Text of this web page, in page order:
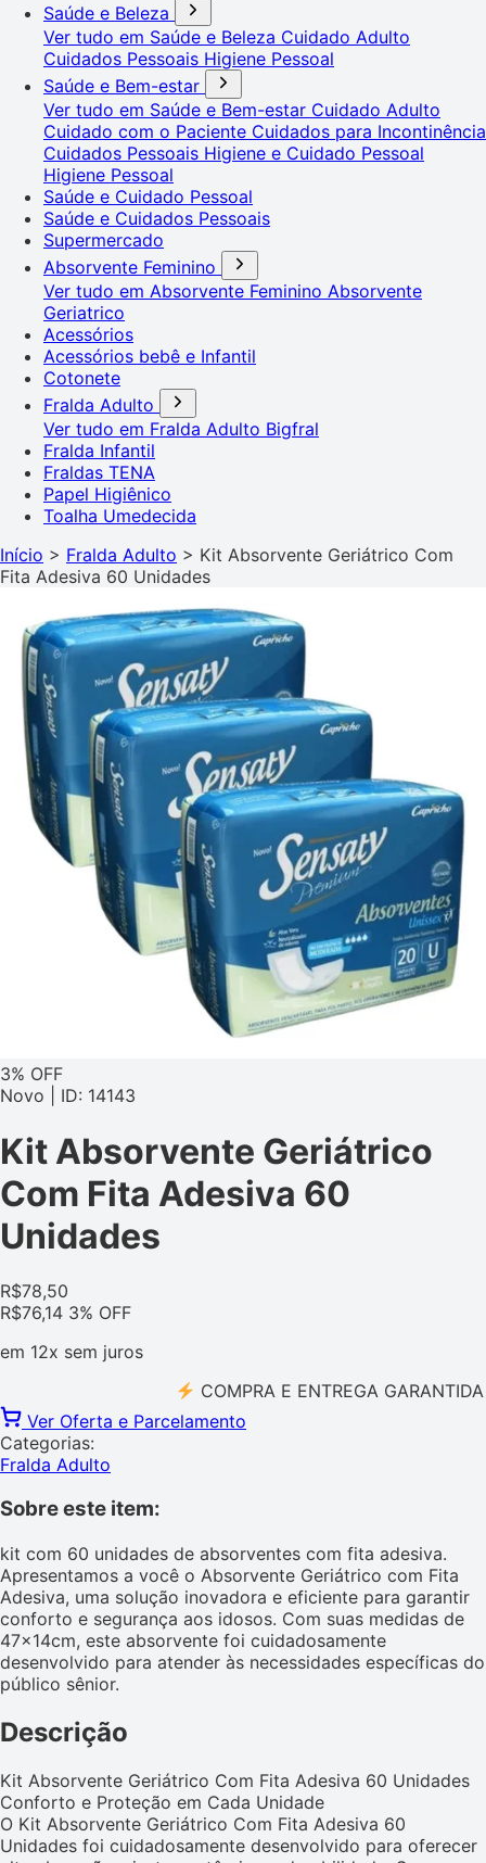
Saúde e Beleza
Ver tudo em Saúde e Beleza Cuidado Adulto
Cuidados Pessoais Higiene Pessoal
Saúde e Bem-estar
Ver tudo em Saúde e Bem-estar Cuidado Adulto
Cuidado com o Paciente Cuidados para Incontinência
Cuidados Pessoais Higiene e Cuidado Pessoal
Higiene Pessoal
Saúde e Cuidado Pessoal
Saúde e Cuidados Pessoais
Supermercado
Absorvente Feminino
Ver tudo em Absorvente Feminino Absorvente
Geriatrico
Acessórios
Acessórios bebê e Infantil
Cotonete
Fralda Adulto
Ver tudo em Fralda Adulto Bigfral
Fralda Infantil
Fraldas TENA
Papel Higiênico
Toalha Umedecida
Início > Fralda Adulto > Kit Absorvente Geriátrico Com
Fita Adesiva 60 Unidades
3% OFF
Novo | ID: 14143
Kit Absorvente Geriátrico
Com Fita Adesiva 60
Unidades
R$78,50
R$76,14 3% OFF
em 12x sem juros
COMPRA E ENTREGA GARANTIDA
Ver Oferta e Parcelamento
Categorias:
Fralda Adulto
Sobre este item:
kit com 60 unidades de absorventes com fita adesiva.
Apresentamos a você o Absorvente Geriátrico com Fita
Adesiva, uma solução inovadora e eficiente para garantir
conforto e segurança aos idosos. Com suas medidas de
47x14cm, este absorvente foi cuidadosamente
desenvolvido para atender às necessidades específicas do
público sênior.
Descrição
Kit Absorvente Geriátrico Com Fita Adesiva 60 Unidades
Conforto e Proteção em Cada Unidade
O Kit Absorvente Geriátrico Com Fita Adesiva 60
Unidades foi cuidadosamente desenvolvido para oferecer